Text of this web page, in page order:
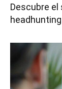
Descubre el